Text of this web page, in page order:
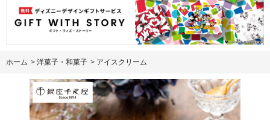
ホーム > 洋菓子・和菓子 > アイスクリーム